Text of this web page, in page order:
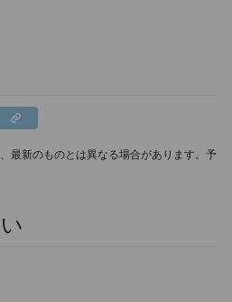
最新のものとは異なる場合があります。予